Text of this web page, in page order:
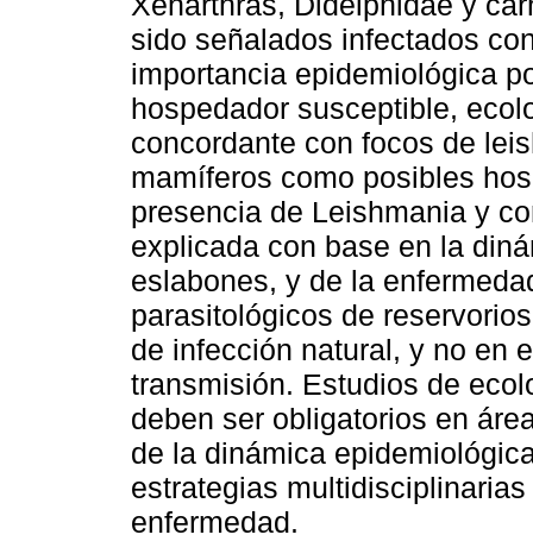
sido señalados infectados
importancia epidemiológica
hospedador susceptible,
concordante con focos de
mamíferos como posibles
presencia de Leishmania y
explicada con base en la
eslabones, y de la
parasitológicos de
de infección natural, y no en
transmisión. Estudios de
deben ser obligatorios en
de la dinámica
estrategias
enfermedad.